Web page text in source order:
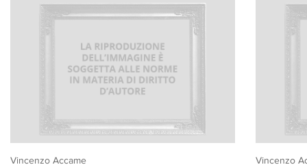
Vincenzo Accame Vincenzo